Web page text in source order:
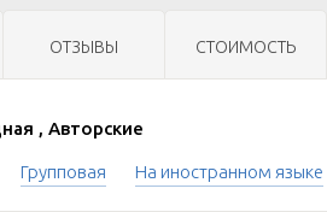
ОТЗЫВЫ СТОИМОСТЬ
, Авторские
Групповая На иностранном языке